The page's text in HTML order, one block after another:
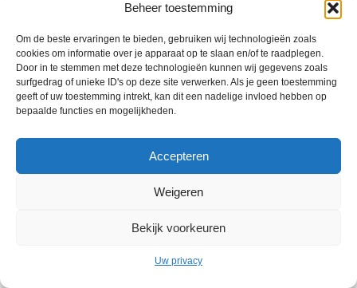
Beheer toestemming
Om de beste ervaringen te bieden, gebruiken wij technologieën zoals
cookies om informatie over je apparaat op te slaan en/of te raadplegen.
Door in te stemmen met deze technologieën kunnen wij gegevens zoals
surfgedrag of unieke ID's op deze site verwerken. Als je geen toestemming
geeft of uw toestemming intrekt, kan dit een nadelige invloed hebben op
bepaalde functies en mogelijkheden.
Accepteren
Weigeren
Bekijk voorkeuren
Uw privacy